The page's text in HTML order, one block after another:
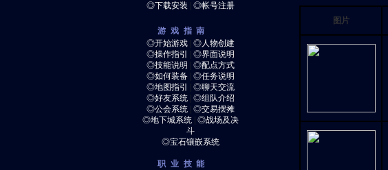
◎下载安装
◎帐号注册
游戏指南
◎开始游戏 ◎人物创建
◎操作指引
◎界面说明
◎技能说明
◎配点方式
◎如何装备 ◎任务说明
◎地图指引
◎聊天交流
◎好友系统 ◎组队介绍
◎公会系统 ◎交易摆摊
◎地下城系统 ◎战场及决
斗
◎宝石镶嵌系统
职业技能
图片